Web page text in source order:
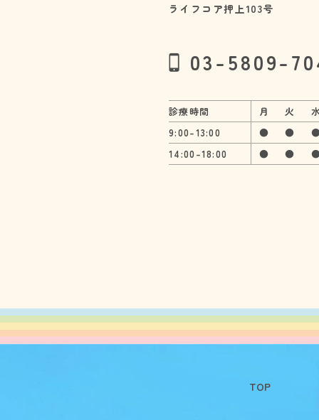
ライフコア押上103号
03-5809-
診療時間 月 火
9:00-13:00
● ●
14:00-18:00
● ●
TOP